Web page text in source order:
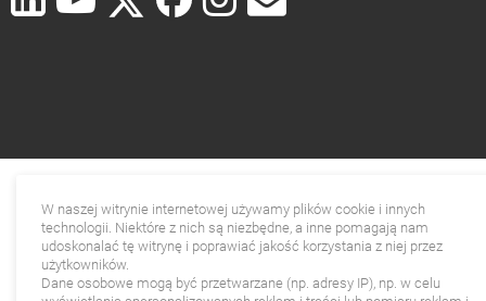
W naszej witrynie internetowej używamy plików cookie i innych
technologii. Niektóre z nich są niezbędne, a inne pomagają nam
udoskonalać tę witrynę i poprawiać jakość korzystania z niej przez
użytkowników.
Dane osobowe mogą być przetwarzane (np. adresy IP), np. w celu